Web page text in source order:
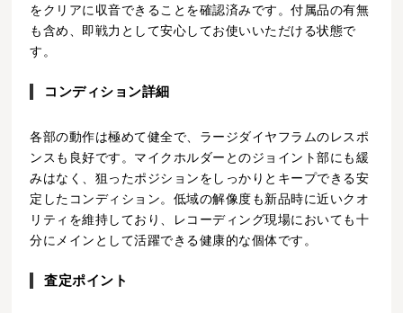
をクリアに収音できることを確認済みです。付属品の有無
も含め、即戦力として安心してお使いいただける状態で
す。
コンディション詳細
各部の動作は極めて健全で、ラージダイヤフラムのレスポ
ンスも良好です。マイクホルダーとのジョイント部にも緩
みはなく、狙ったポジションをしっかりとキープできる安
定したコンディション。低域の解像度も新品時に近いクオ
リティを維持しており、レコーディング現場においても十
分にメインとして活躍できる健康的な個体です。
査定ポイント